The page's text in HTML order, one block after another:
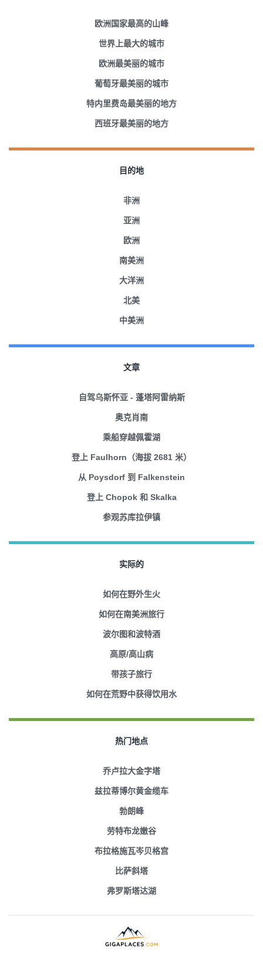
欧洲国家最高的山峰
世界上最大的城市
欧洲最美丽的城市
葡萄牙最美丽的城市
特内里费岛最美丽的地方
西班牙最美丽的地方
目的地
非洲
亚洲
欧洲
南美洲
大洋洲
北美
中美洲
文章
自驾乌斯怀亚 - 蓬塔阿雷纳斯
奥克肖南
乘船穿越佩霍湖
登上 Faulhorn（海拔 2681 米）
从 Poysdorf 到 Falkenstein
登上 Chopok 和 Skalka
参观苏库拉伊镇
实际的
如何在野外生火
如何在南美洲旅行
波尔图和波特酒
高原/高山病
带孩子旅行
如何在荒野中获得饮用水
热门地点
乔卢拉大金字塔
兹拉蒂博尔黄金缆车
勃朗峰
劳特布龙嫩谷
布拉格施瓦岑贝格宫
比萨斜塔
弗罗斯塔达湖